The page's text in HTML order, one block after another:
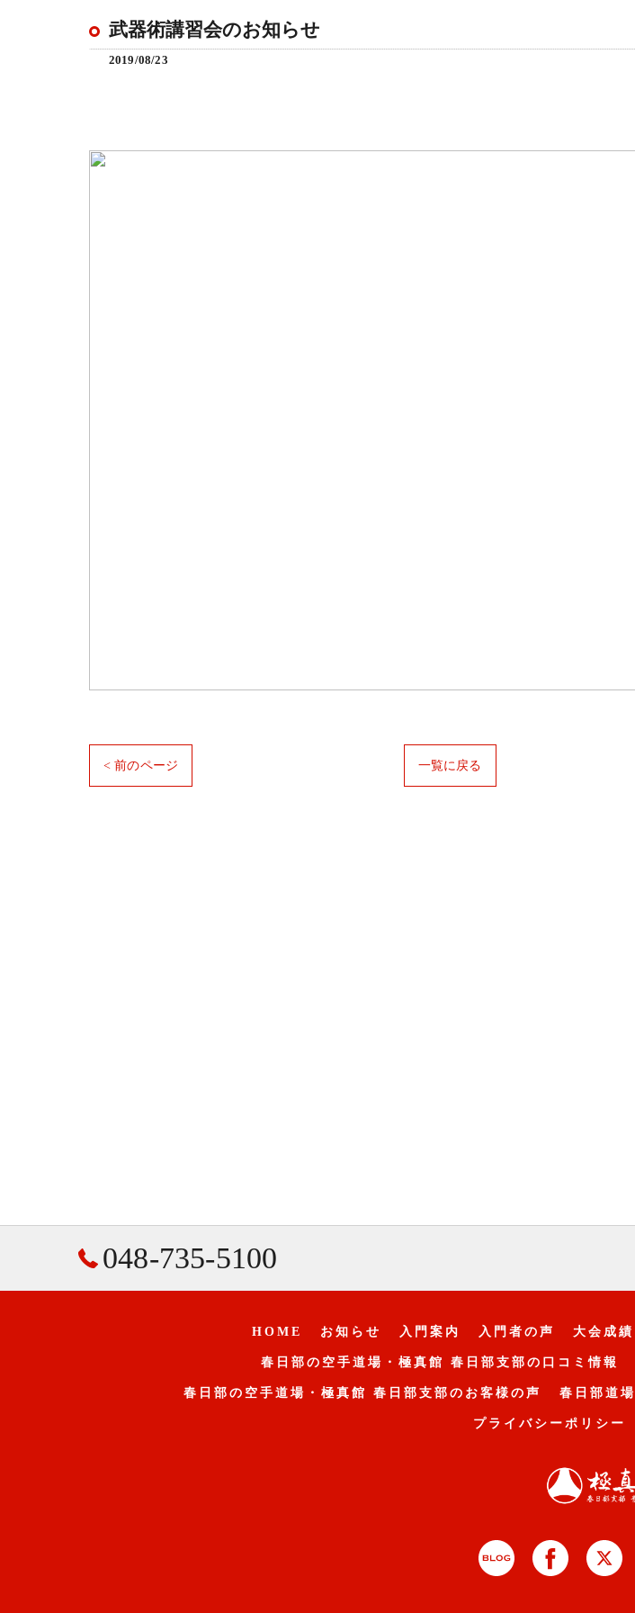
武器術講習会のお知らせ
2019/08/23
< 前のページ 一覧に戻る
048-735-5100
HOME お知らせ 入門案内 入門者の声 大会成績
春日部の空手道場・極真館 春日部支部の口コミ情報
春日部の空手道場・極真館 春日部支部のお客様の声 春日部道場
プライバシーポリシー